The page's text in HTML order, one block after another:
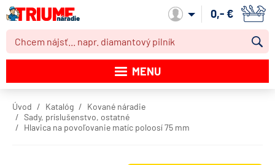
Môj účet
0,- €
MENU
Akcie
Úvod Katalóg
Kované náradie
Sady, príslušenstvo, ostatné
Hlavica na povoľovanie matíc poloosí 75 mm